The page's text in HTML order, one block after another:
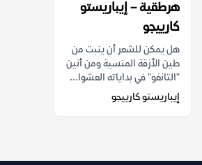
هرطقية – إيباريستو
كارييجو
هل يمكن للشعر أن ينبت من
طين الأزقة المنسية ومن أنين
"التانغو" في بداياته العشوا...
إيباريستو كارييجو